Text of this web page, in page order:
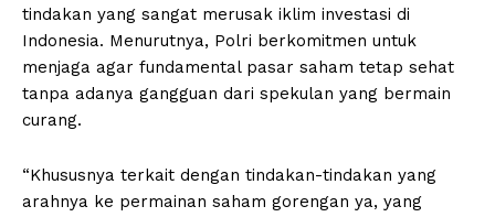
tindakan yang sangat merusak iklim investasi di
Indonesia. Menurutnya, Polri berkomitmen untuk
menjaga agar fundamental pasar saham tetap sehat
tanpa adanya gangguan dari spekulan yang bermain
curang.
“Khususnya terkait dengan tindakan-tindakan yang
arahnya ke permainan saham gorengan ya, yang